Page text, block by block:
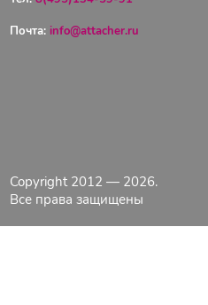
Почта: info@attacher.ru
Copyright 2012 — 2026.
Все права защищены